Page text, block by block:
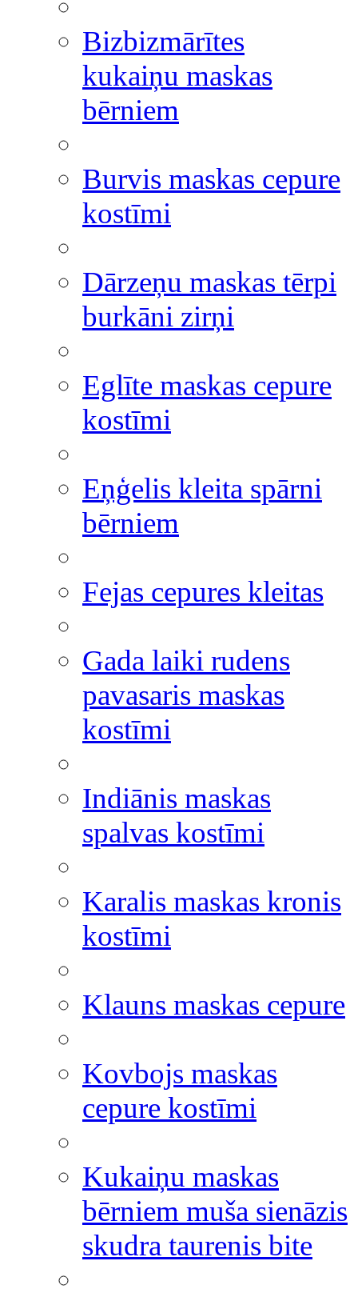
Bizbizmārītes
kukaiņu maskas
bērniem
Burvis maskas cepure
kostīmi
Dārzeņu maskas tērpi
burkāni zirņi
Eglīte maskas cepure
kostīmi
Eņģelis kleita spārni
bērniem
Fejas cepures kleitas
Gada laiki rudens
pavasaris maskas
kostīmi
Indiānis maskas
spalvas kostīmi
Karalis maskas kronis
kostīmi
Klauns maskas cepure
Kovbojs maskas
cepure kostīmi
Kukaiņu maskas
bērniem muša sienāzis
skudra taurenis bite